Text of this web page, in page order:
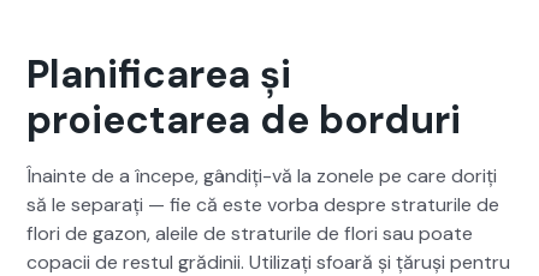
Planificarea și
proiectarea de borduri
Înainte de a începe, gândiți-vă la zonele pe care doriți
să le sep­a­rați — fie că este vor­ba despre stra­turile de
flori de gazon, aleile de stra­turile de flori sau poate
copacii de restul gră­dinii. Uti­liza­ți sfoară și țăruși pen­tru